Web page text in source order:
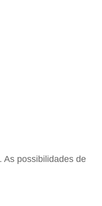
As possibilidades de